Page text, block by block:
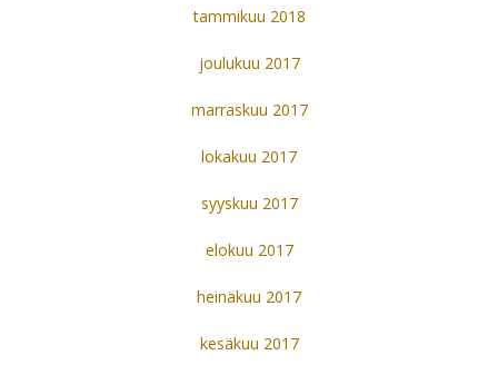
tammikuu 2018
joulukuu 2017
marraskuu 2017
lokakuu 2017
syyskuu 2017
elokuu 2017
heinäkuu 2017
kesäkuu 2017